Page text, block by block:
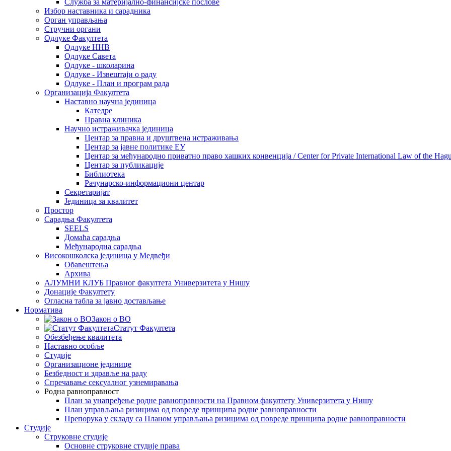
Служба за материјално-финансијске послове
Избор наставника и сарадника
Oрган управљања
Стручни органи
Одлуке Факултета
Одлуке ННВ
Одлуке Савета
Одлуке - школарина
Одлуке - Извештаји о раду
Одлуке - План и програм рада
Организација Факултета
Наставно научна јединица
Катедре
Правна клиника
Научно истраживачка јединица
Центар за правна и друштвена истраживања
Центар за јавне политике ЕУ
Центар за међународно приватно право хашких конвенција / Center for Private International Law of the
Центар за публикације
Библиотека
Рачунарско-информациони центар
Секретаријат
Јединица за квалитет
Простор
Сарадња Факултета
SEELS
Домаћа сарадња
Међународна сарадња
Високошколска јединица у Медвеђи
Обавештења
Архива
АЛУМНИ КЛУБ Правног факултета Универзитета у Нишу
Донације Факултету
Огласна табла за јавно достављање
Норматива
Закон о ВО
Статут Факултета
Обезбеђење квалитета
Наставно особље
Студије
Организационе јединице
Безбедност и здравље на раду
Спречавање сексуалног узнемиравања
Родна равноправност
План за унапређење родне равноправности на Правном факултету Универзитета у Нишу
План управљања ризицима од повреде принципа родне равноправности
Препорука у складу са Планом управљања ризицима од повреде принципа родне равноправности
Студије
Струковне студије
Основне струковне студије права